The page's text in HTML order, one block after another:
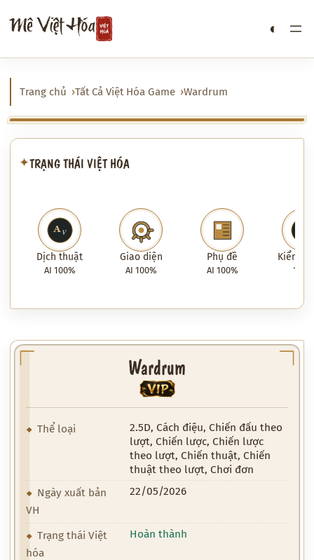
đến
nội
dung
Mê Việt Hóa ◐
Trang chủ Tất Cả Việt Hóa Game Wardrum
✦TRẠNG THÁI VIỆT HÓA
Dịch thuật
AI 100%
Giao diện
AI 100%
Phụ đề
AI 100%
Kiểm
100%
Wardrum
VIP
Thể loại
2.5D, Cách điệu, Chiến đấu theo
lượt, Chiến lược, Chiến lược
theo lượt, Chiến thuật, Chiến
thuật theo lượt, Chơi đơn
Ngày xuất bản
VH
22/05/2026
Trạng thái Việt
hóa
Hoàn thành